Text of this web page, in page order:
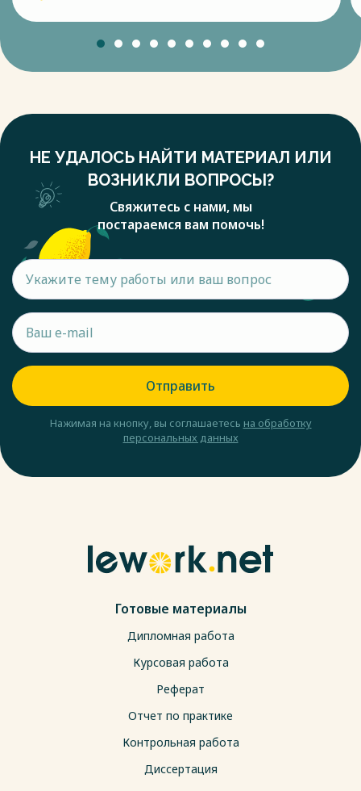
НЕ УДАЛОСЬ НАЙТИ МАТЕРИАЛ ИЛИ
ВОЗНИКЛИ ВОПРОСЫ?
Свяжитесь с нами, мы
постараемся вам помочь!
Отправить
Нажимая на кнопку, вы соглашаетесь на обработку
персональных данных
Готовые материалы
Дипломная работа
Курсовая работа
Реферат
Отчет по практике
Контрольная работа
Диссертация